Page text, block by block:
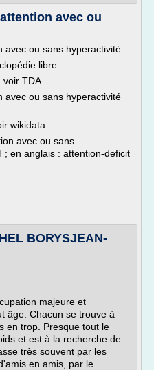
avec ou
avec ou sans hyperactivité
libre.
TDA .
avec ou sans hyperactivité
wikidata
avec ou sans
; en anglais : attention-deficit
BORYSJEAN-
majeure et
âge. Chacun se trouve à
en trop. Presque tout le
et est à la recherche de
très souvent par les
en amis, par le